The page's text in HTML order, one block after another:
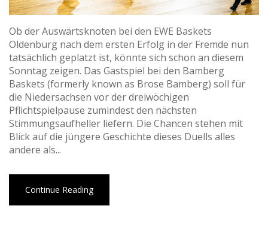
Ob der Auswärtsknoten bei den EWE Baskets
Oldenburg nach dem ersten Erfolg in der Fremde nun
tatsächlich geplatzt ist, könnte sich schon an diesem
Sonntag zeigen. Das Gastspiel bei den Bamberg
Baskets (formerly known as Brose Bamberg) soll für
die Niedersachsen vor der dreiwöchigen
Pflichtspielpause zumindest den nächsten
Stimmungsaufheller liefern. Die Chancen stehen mit
Blick auf die jüngere Geschichte dieses Duells alles
andere als...
Continue Reading